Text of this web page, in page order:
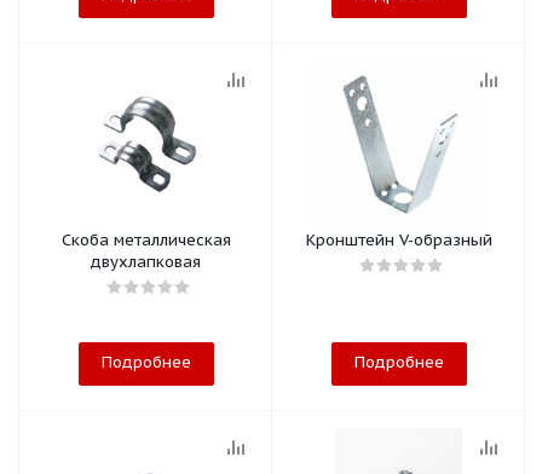
Скоба металлическая
двухлапковая
Подробнее
Кронштейн V-образный
Подробнее